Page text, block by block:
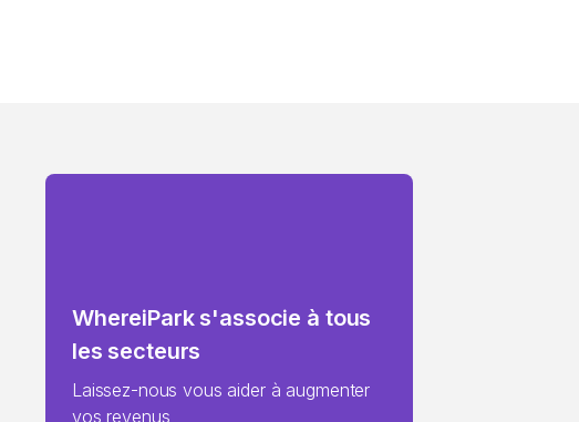
WhereiPark s'associe à tous
les secteurs
Laissez-nous vous aider à augmenter
vos revenus